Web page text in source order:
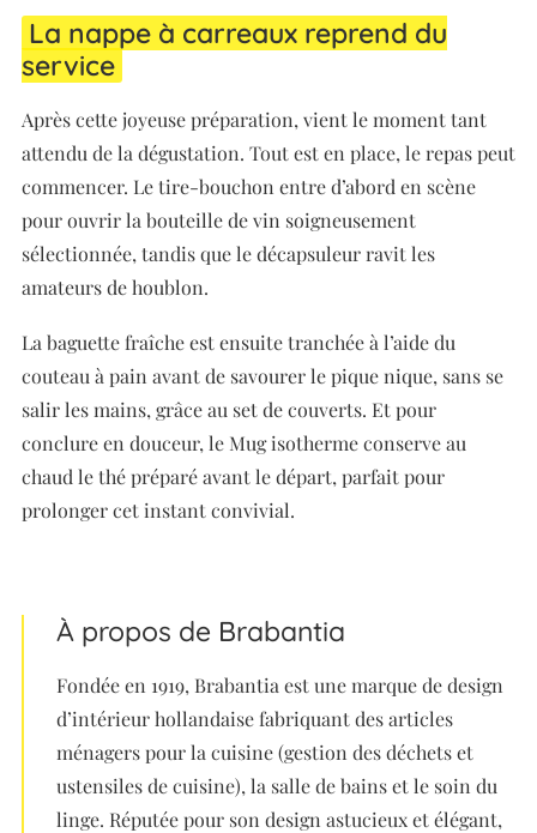
La nappe à carreaux reprend du
service
Après cette joyeuse préparation, vient le moment tant
attendu de la dégustation. Tout est en place, le repas peut
commencer. Le tire-bouchon entre d’abord en scène
pour ouvrir la bouteille de vin soigneusement
sélectionnée, tandis que le décapsuleur ravit les
amateurs de houblon.
La baguette fraîche est ensuite tranchée à l’aide du
couteau à pain avant de savourer le pique nique, sans se
salir les mains, grâce au set de couverts. Et pour
conclure en douceur, le Mug isotherme conserve au
chaud le thé préparé avant le départ, parfait pour
prolonger cet instant convivial.
À propos de Brabantia
Fondée en 1919, Brabantia est une marque de design
d’intérieur hollandaise fabriquant des articles
ménagers pour la cuisine (gestion des déchets et
ustensiles de cuisine), la salle de bains et le soin du
linge. Réputée pour son design astucieux et élégant,